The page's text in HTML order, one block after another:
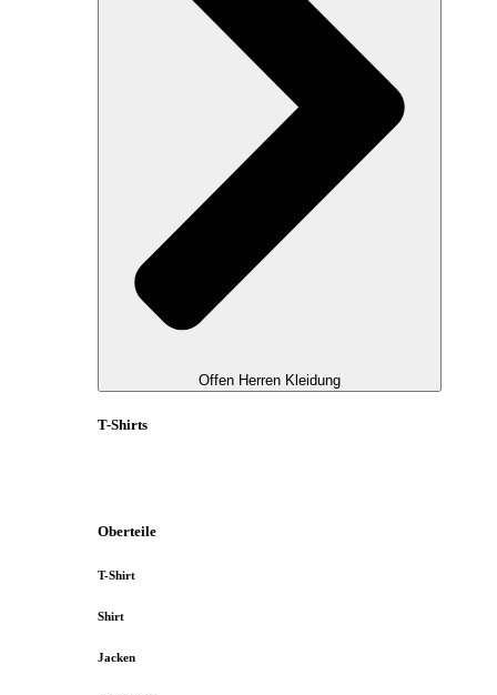
Offen Herren Kleidung
T-Shirts
Oberteile
T-Shirt
Shirt
Jacken